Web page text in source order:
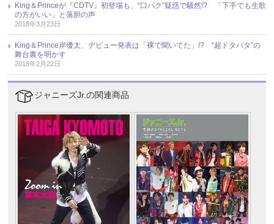
King＆Princeが『CDTV』初登場も、“口パク”疑惑で騒然!? 「下手でも生歌
の方がいい」と落胆の声
2018年3月23日
King＆Prince岸優太、デビュー発表は「裸で聞いてた」!? “超ドタバタ”の
舞台裏を明かす
2018年2月22日
ジャニーズJr.の関連商品